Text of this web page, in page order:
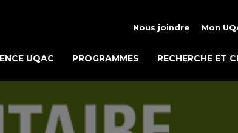
Nous joindre Mon
UQAC PROGRAMMES RECHERCHE ET